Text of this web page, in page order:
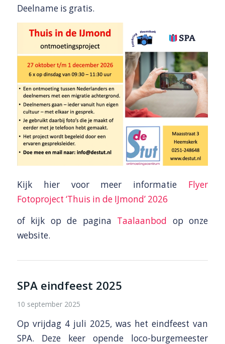
Deelname is gratis.
Kijk hier voor meer informatie Flyer
Fotoproject ‘Thuis in de IJmond’ 2026
of kijk op de pagina Taalaanbod op onze
website.
SPA eindfeest 2025
10 september 2025
Op vrijdag 4 juli 2025, was het eindfeest van
SPA. Deze keer opende loco-burgemeester